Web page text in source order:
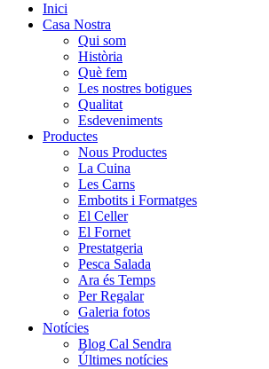
Inici
Casa Nostra
Qui som
Història
Què fem
Les nostres botigues
Qualitat
Esdeveniments
Productes
Nous Productes
La Cuina
Les Carns
Embotits i Formatges
El Celler
El Fornet
Prestatgeria
Pesca Salada
Ara és Temps
Per Regalar
Galeria fotos
Notícies
Blog Cal Sendra
Últimes notícies